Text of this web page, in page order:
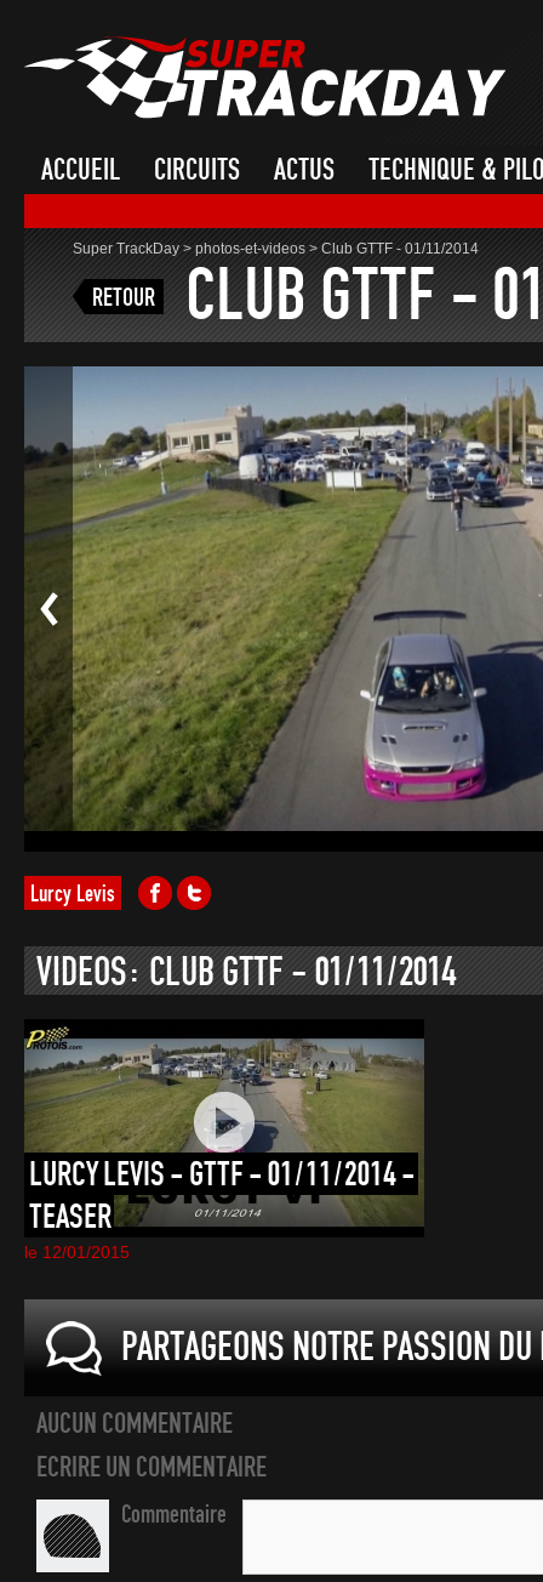
ACCUEIL CIRCUITS ACTUS TECHNIQUE &
Super TrackDay>photos-et-videos>Club GTTF - 01/11/2014
RETOUR CLUB GTTF -
Lurcy Levis
VIDEOS: CLUB GTTF - 01/11/2014
LURCY LEVIS - GTTF - 01/11/2014-
TEASER
le 12/01/2015
PARTAGEONS NOTRE PASSION
AUCUN COMMENTAIRE
ECRIRE UN COMMENTAIRE
Commentaire